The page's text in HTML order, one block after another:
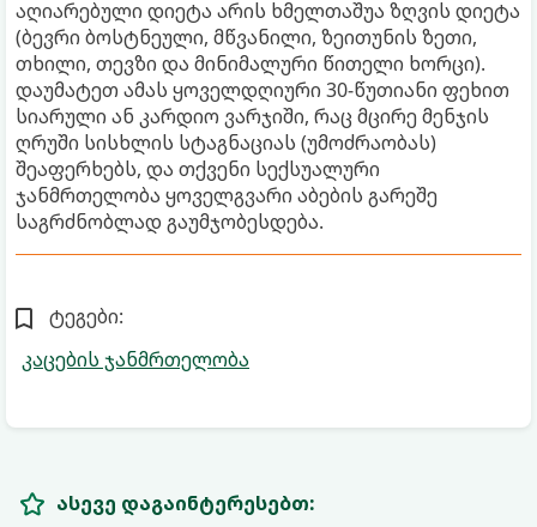
აღიარებული დიეტა არის ხმელთაშუა ზღვის დიეტა
(ბევრი ბოსტნეული, მწვანილი, ზეითუნის ზეთი,
თხილი, თევზი და მინიმალური წითელი ხორცი).
დაუმატეთ ამას ყოველდღიური 30-წუთიანი ფეხით
სიარული ან კარდიო ვარჯიში, რაც მცირე მენჯის
ღრუში სისხლის სტაგნაციას (უმოძრაობას)
შეაფერხებს, და თქვენი სექსუალური
ჯანმრთელობა ყოველგვარი აბების გარეშე
საგრძნობლად გაუმჯობესდება.
ტეგები:
კაცების ჯანმრთელობა
ასევე დაგაინტერესებთ: